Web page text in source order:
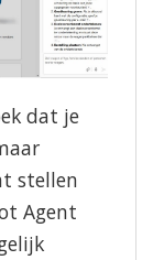
dat je
stellen
Agent